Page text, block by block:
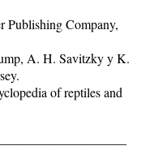
Publishing Company,
A. H. Savitzky y K.
of reptiles and